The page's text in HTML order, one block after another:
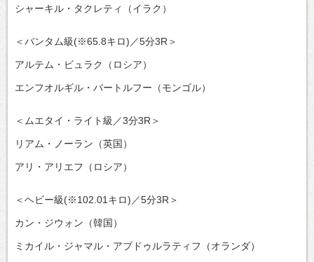
シャーキル・タクレティ（イラク）
＜バンタム級(※65.8キロ)／5分3R＞
アルテム・ビュラク（ロシア）
エンフオルギル・バートルフー（モンゴル）
＜ムエタイ・ライト級／3分3R＞
リアム・ノーラン（英国）
アリ・アリエフ（ロシア）
＜ヘビー級(※102.01キロ)／5分3R＞
カン・ジウォン（韓国）
ミカイル・ジャマル・アブドゥルラティフ（オランダ）